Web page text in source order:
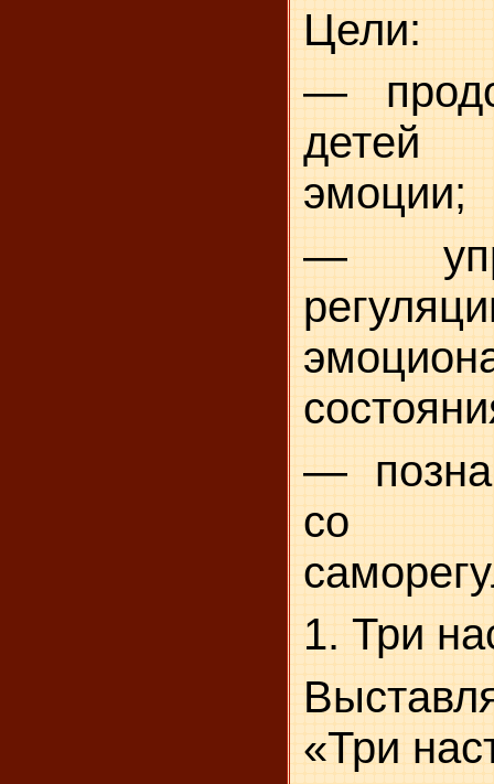
Цели:
—
детей
эмоции;
—
—
со
1. Три
«Три